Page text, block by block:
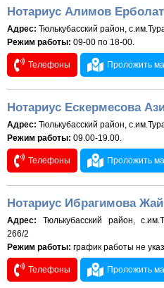
Нотариус Алимов
Адрес: Тюлькубасский район,
Режим работы: 09-00 по 18-00.
Телефоны Проложить
Нотариус Ескермесова
Адрес: Тюлькубасский район,
Режим работы: 09.00-19.00.
Телефоны Проложить
Нотариус Ибрагимова
Адрес: Тюлькубасский район,
266/2
Режим работы: график работы не
Телефоны Проложить